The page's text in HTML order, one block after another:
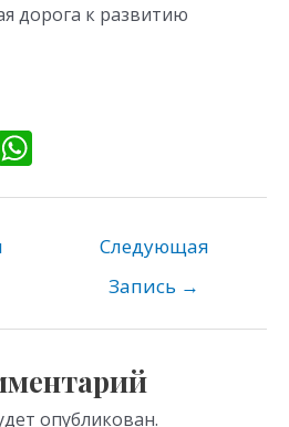
дорога к развитию
p
Следующая
Запись →
опубликован.